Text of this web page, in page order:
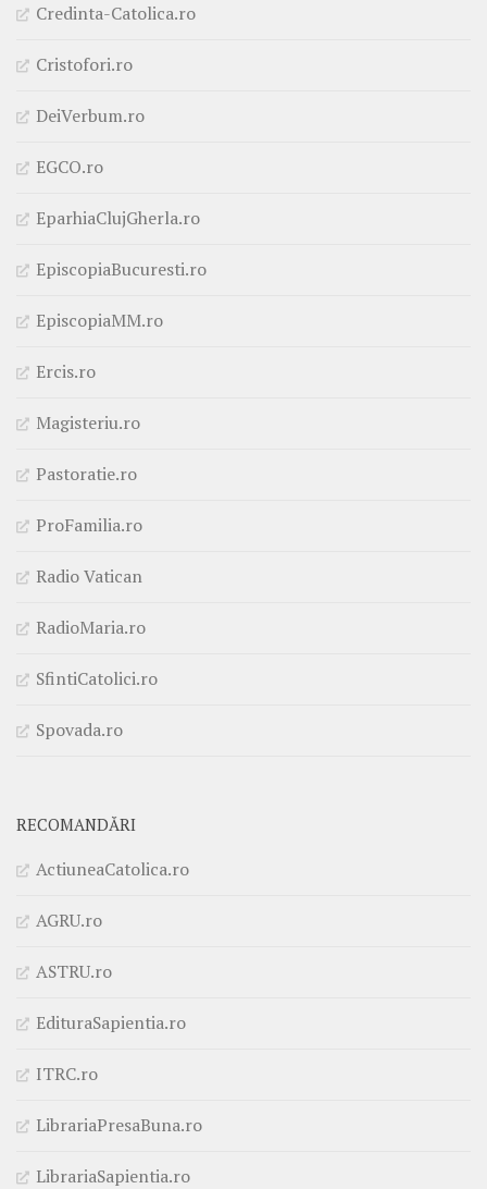
Credinta-Catolica.ro
Cristofori.ro
DeiVerbum.ro
EGCO.ro
EparhiaClujGherla.ro
EpiscopiaBucuresti.ro
EpiscopiaMM.ro
Ercis.ro
Magisteriu.ro
Pastoratie.ro
ProFamilia.ro
Radio Vatican
RadioMaria.ro
SfintiCatolici.ro
Spovada.ro
RECOMANDĂRI
ActiuneaCatolica.ro
AGRU.ro
ASTRU.ro
EdituraSapientia.ro
ITRC.ro
LibrariaPresaBuna.ro
LibrariaSapientia.ro